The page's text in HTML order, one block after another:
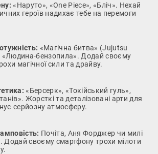
«Наруто», «One Piece», «Бліч». Нехай
героїв надихає тебе на перемоги
«Магічна битва» (Jujutsu
«Людина-бензопила». Додай своєму
магічної сили та драйву.
«Берсерк», «Токійський гуль»,
Жорсткі та деталізовані арти для
серйозну атмосферу.
Почіта, Аня Форджер чи милі
Додай своєму смартфону трохи мілоти